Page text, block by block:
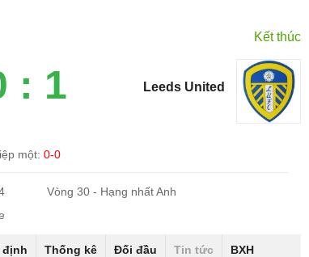
Kết thúc
: 1 Leeds United
một:0-0
Vòng 30 - Hạng nhất Anh
định Thống kê Đối đầu Tin tức BXH